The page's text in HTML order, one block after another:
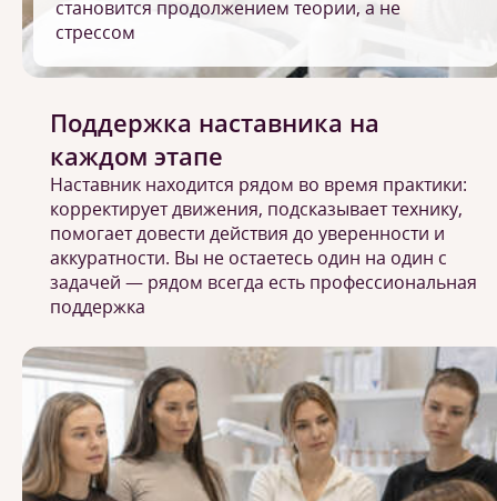
становится продолжением теории, а не
стрессом
Поддержка наставника на
каждом этапе
Наставник находится рядом во время практики:
корректирует движения, подсказывает технику,
помогает довести действия до уверенности и
аккуратности. Вы не остаетесь один на один с
задачей — рядом всегда есть профессиональная
поддержка